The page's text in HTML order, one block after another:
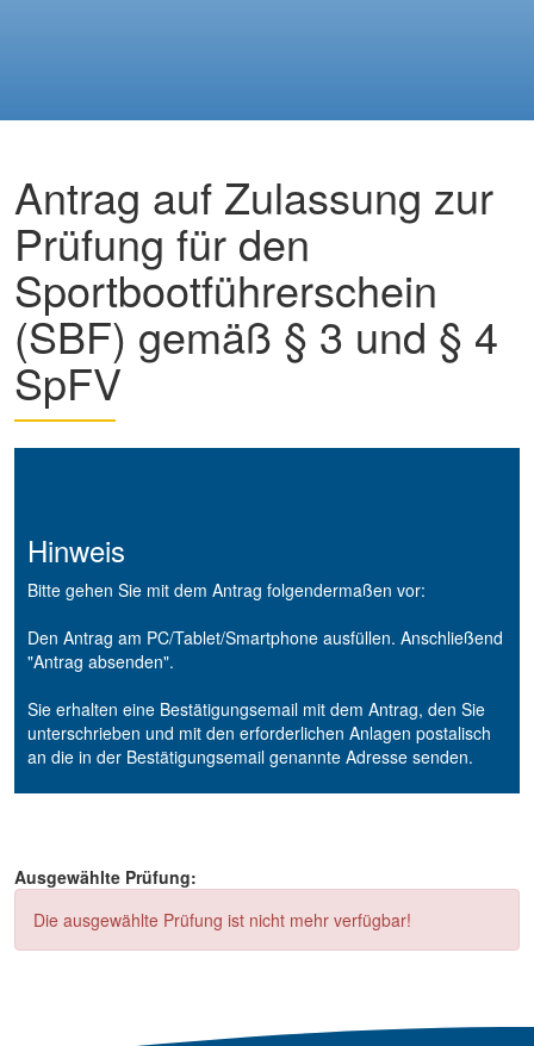
Antrag auf Zulassung zur
Prüfung für den
Sportbootführerschein
(SBF) gemäß § 3 und § 4
SpFV
Hinweis
Bitte gehen Sie mit dem Antrag folgendermaßen vor:
Den Antrag am PC/Tablet/Smartphone ausfüllen. Anschließend
"Antrag absenden".
Sie erhalten eine Bestätigungsemail mit dem Antrag, den Sie
unterschrieben und mit den erforderlichen Anlagen postalisch
an die in der Bestätigungsemail genannte Adresse senden.
Ausgewählte Prüfung:
Die ausgewählte Prüfung ist nicht mehr verfügbar!